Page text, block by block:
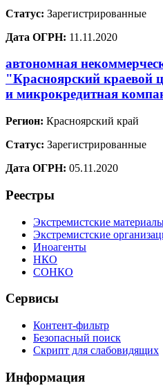
Статус: Зарегистрированные
Дата ОГРН: 11.11.2020
автономная
"Красноярский краевой
и микрокредитная
Регион: Красноярский край
Статус: Зарегистрированные
Дата ОГРН: 05.11.2020
Реестры
Экстремистские
Экстремистские
Иноагенты
НКО
СОНКО
Сервисы
Контент-фильтр
Безопасный поиск
Скрипт для слабовидящих
Информация